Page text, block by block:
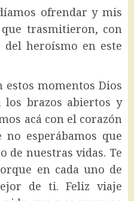
ofrendar y mis
trasmitieron, con
heroísmo en este
momentos Dios
los brazos abiertos y
acá con el corazón
no esperábamos que
de nuestras vidas. Te
en cada uno de
de ti. Feliz viaje